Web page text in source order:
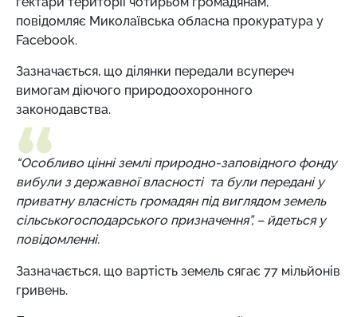
повідомляє Миколаївська обласна прокуратура у
Facebook.
Зазначається, що ділянки передали всупереч
вимогам діючого природоохоронного
законодавства.
“Особливо цінні землі природно-заповідного фонду
вибули з державної власності та були передані у
приватну власність громадян під виглядом земель
сільськогосподарського призначення”, – йдеться у
повідомленні.
Зазначається, що вартість земель сягає 77 мільйонів
гривень.